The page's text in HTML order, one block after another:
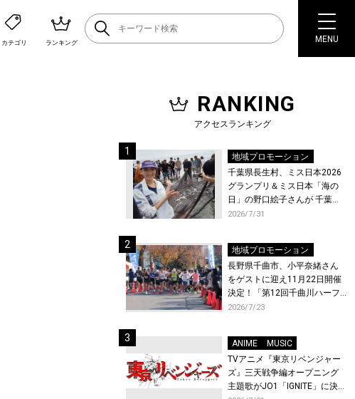
カテゴリ ランキング MENU
RANKING
アクセスランキング
地域プロモーション
千葉県長生村、ミス日本2026
グランプリ＆ミス日本「海の
日」の野口絵子さんが 千葉県
唯一の村・長生村で地引網を
2026/7/31
地域プロモーション
長野県千曲市、小平奈緒さん
をゲストに迎え11月22日開催
決定！「第12回千曲川ハーフ
マラソン」エントリー受付開
2026/7/23
ANIME
MUSIC
TVアニメ『東京リベンジャー
ズ』三天戦争編オープニング
主題歌がJO1「IGNITE」に決